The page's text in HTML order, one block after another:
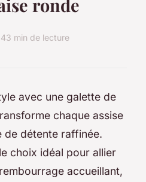
ronde
3 min de lecture
avec une galette de
chaque assise
de détente raffinée.
choix idéal pour allier
accueillant,